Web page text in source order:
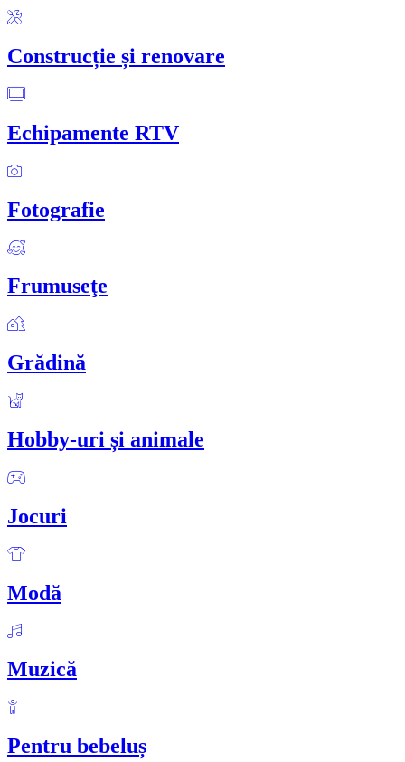
Construcție și renovare
Echipamente RTV
Fotografie
Frumuseţe
Grădină
Hobby-uri și animale
Jocuri
Modă
Muzică
Pentru bebeluș